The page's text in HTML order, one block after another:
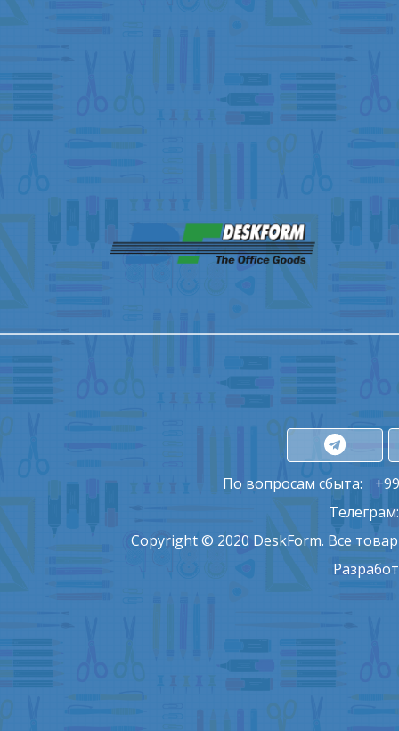
По вопросам сбыта:
Copyright © 2020 DeskForm. Все